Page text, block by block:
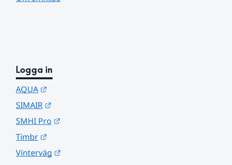
Logga in
AQUA
SIMAIR
SMHI Pro
Timbr
Vinterväg